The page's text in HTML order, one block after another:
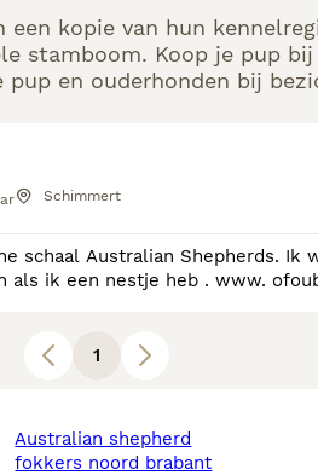
een kopie van hun
stamboom. Koop je pup
pup en ouderhonden bij
Schimmert
Australian Shepherds. Ik woon in
als ik een nestje heb . www.
1
australian shepherd
fokkers noord brabant